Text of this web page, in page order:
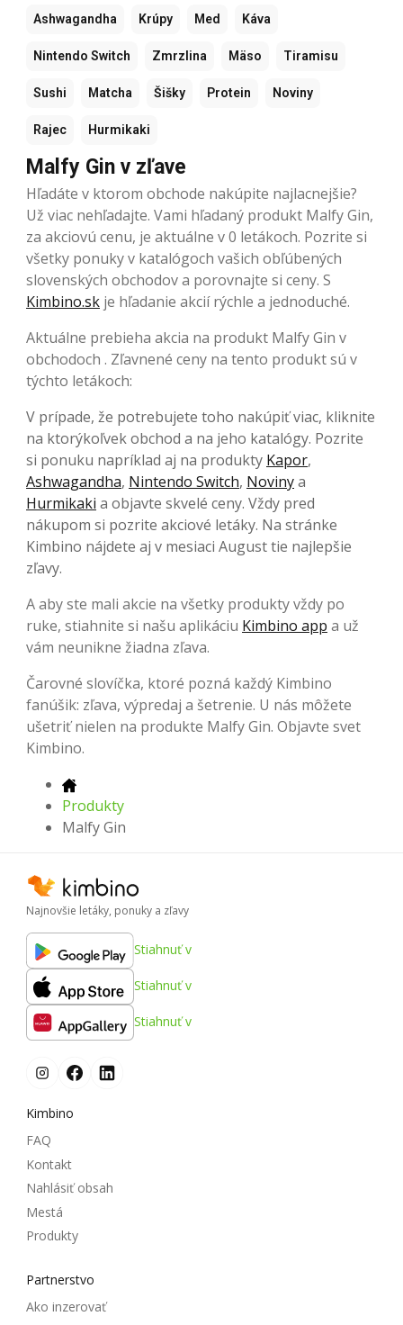
Ashwagandha Krúpy Med Káva
Nintendo Switch Zmrzlina Mäso Tiramisu
Sushi Matcha Šišky Protein Noviny
Rajec Hurmikaki
Malfy Gin v zľave
Hľadáte v ktorom obchode nakúpite najlacnejšie?
Už viac nehľadajte. Vami hľadaný produkt Malfy Gin,
za akciovú cenu, je aktuálne v 0 letákoch. Pozrite si
všetky ponuky v katalógoch vašich obľúbených
slovenských obchodov a porovnajte si ceny. S
Kimbino.sk je hľadanie akcií rýchle a jednoduché.
Aktuálne prebieha akcia na produkt Malfy Gin v
obchodoch . Zľavnené ceny na tento produkt sú v
týchto letákoch:
V prípade, že potrebujete toho nakúpiť viac, kliknite
na ktorýkoľvek obchod a na jeho katalógy. Pozrite
si ponuku napríklad aj na produkty Kapor,
Ashwagandha, Nintendo Switch, Novinya
Hurmikaki a objavte skvelé ceny. Vždy pred
nákupom si pozrite akciové letáky. Na stránke
Kimbino nájdete aj v mesiaci August tie najlepšie
zľavy.
A aby ste mali akcie na všetky produkty vždy po
ruke, stiahnite si našu aplikáciu Kimbino app a už
vám neunikne žiadna zľava.
Čarovné slovíčka, ktoré pozná každý Kimbino
fanúšik: zľava, výpredaj a šetrenie. U nás môžete
ušetriť nielen na produkte Malfy Gin. Objavte svet
Kimbino.
Produkty
Malfy Gin
Najnovšie letáky, ponuky a zľavy
Stiahnuť v
Stiahnuť v
Stiahnuť v
Kimbino
FAQ
Kontakt
Nahlásiť obsah
Mestá
Produkty
Partnerstvo
Ako inzerovať